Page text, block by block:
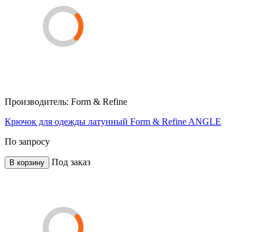
Производитель: Form & Refine
Крючок для одежды латунный Form & Refine ANGLE
По запросу
В корзину Под заказ